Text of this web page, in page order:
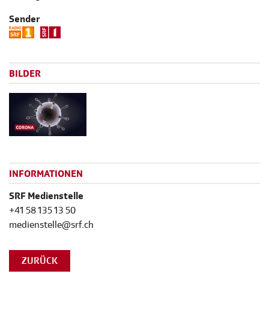
Sender
BILDER
INFORMATIONEN
SRF Medienstelle
+41 58 135 13 50
medienstelle@srf.ch
ZURÜCK